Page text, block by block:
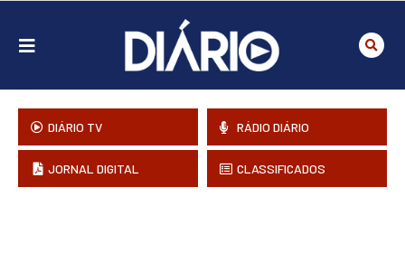
DIÁRIO TV RÁDIO DIÁRIO
JORNAL DIGITAL CLASSIFICADOS